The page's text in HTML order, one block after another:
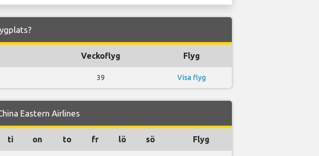
Veckoflyg Flyg
39 Visa flyg
Eastern Airlines
ti on to fr lö sö Flyg